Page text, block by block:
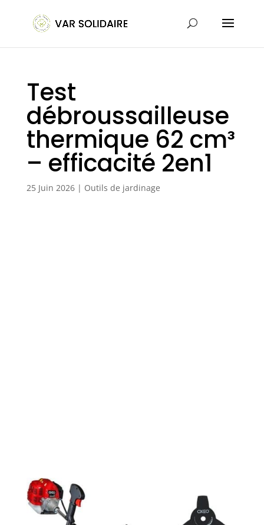
Test
débroussailleuse
thermique 62 cm³
– efficacité 2en1
25 Juin 2026| Outils de jardinage